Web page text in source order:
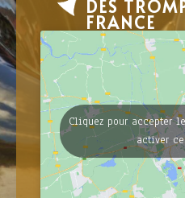
DES
FRANCE
Cliquez pour accepter
activer